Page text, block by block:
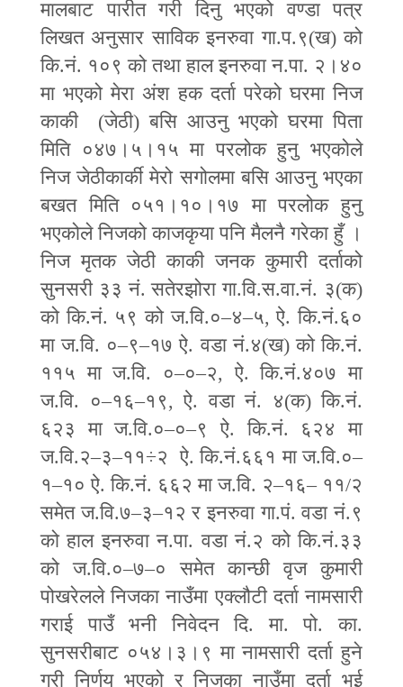
मालबाट पारीत गरी दिनु भएको वण्डा पत्र
लिखत अनुसार साविक इनरुवा गा.प.९(ख) को
कि.नं. १०९ को तथा हाल इनरुवा न.पा. २।४०
मा भएको मेरा अंश हक दर्ता परेको घरमा निज
काकी (जेठी) बसि आउनु भएको घरमा पिता
मिति ०४७।५।१५ मा परलोक हुनु भएकोले
निज जेठीकार्की मेरो सगोलमा बसि आउनु भएका
बखत मिति ०५१।१०।१७ मा परलोक हुनु
भएकोले निजको काजकृया पनि मैलनै गरेका हुँ ।
निज मृतक जेठी काकी जनक कुमारी दर्ताको
सुनसरी ३३ नं. सतेरझोरा गा.वि.स.वा.नं. ३(क)
को कि.नं. ५९ को ज.वि.०–४–५,ऐ. कि.नं.६०
मा ज.वि. ०–९–१७ ऐ. वडा नं.४(ख) को कि.नं.
११५ मा ज.वि. ०–०–२,ऐ. कि.नं.४०७ मा
ज.वि. ०–१६–१९,ऐ. वडा नं. ४(क) कि.नं.
६२३ मा ज.वि.०–०–९ ऐ. कि.नं. ६२४ मा
ज.वि.२–३–११÷२ ऐ. कि.नं.६६१ मा ज.वि.०–
१–१० ऐ. कि.नं. ६६२ मा ज.वि. २–१६– ११/२
समेत ज.वि.७–३–१२ र इनरुवा गा.पं. वडा नं.९
को हाल इनरुवा न.पा. वडा नं.२ को कि.नं.३३
को ज.वि.०–७–० समेत कान्छी वृज कुमारी
पोखरेलले निजका नाउँमा एक्लौटी दर्ता नामसारी
गराई पाउँ भनी निवेदन दि. मा. पो. का.
सुनसरीबाट ०५४।३।९ मा नामसारी दर्ता हुने
गरी निर्णय भएको र निजका नाउँमा दर्ता भई